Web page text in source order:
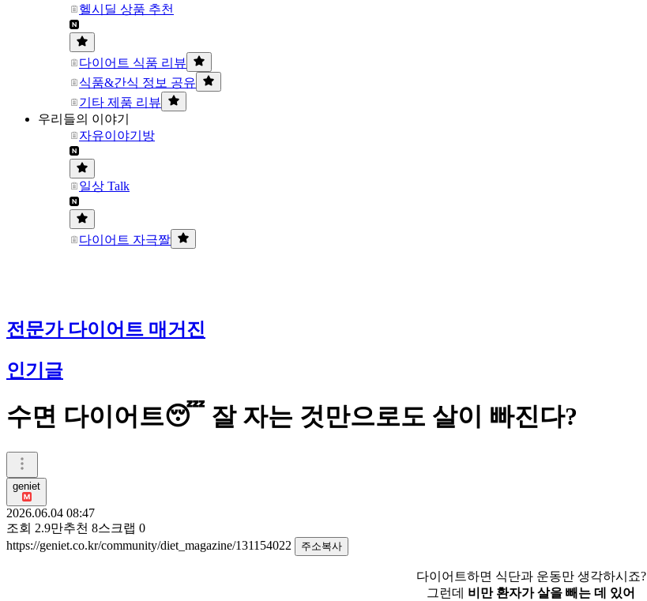
헬시딜 상품 추천
다이어트 식품 리뷰
식품&간식 정보 공유
기타 제품 리뷰
우리들의 이야기
자유이야기방
일상 Talk
다이어트 자극짤
전문가 다이어트 매거진
인기글
수면 다이어트😴 잘 자는 것만으로도 살이 빠진다?
geniet
2026.06.04 08:47
조회 2.9만추천 8스크랩 0
https://geniet.co.kr/community/diet_magazine/131154022
주소복사
다이어트하면 식단과 운동만 생각하시죠?
그런데 비만 환자가 살을 빼는 데 있어